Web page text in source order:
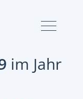
im Jahr